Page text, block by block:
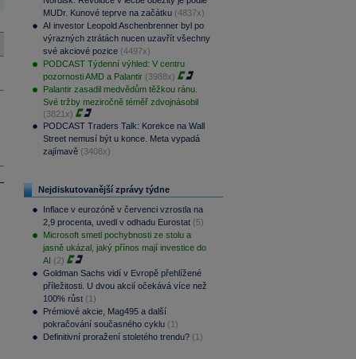
MUDr. Kunové teprve na začátku (4837x)
AI investor Leopold Aschenbrenner byl po
výrazných ztrátách nucen uzavřít všechny
své akciové pozice (4497x)
PODCAST Týdenní výhled: V centru
pozornosti AMD a Palantir (3988x)
Palantir zasadil medvědům těžkou ránu.
Své tržby meziročně téměř zdvojnásobil
(3821x)
PODCAST Traders Talk: Korekce na Wall
Street nemusí být u konce. Meta vypadá
zajímavě (3408x)
Nejdiskutovanější zprávy týdne
Inflace v eurozóně v červenci vzrostla na
2,9 procenta, uvedl v odhadu Eurostat (5)
Microsoft smetl pochybnosti ze stolu a
jasně ukázal, jaký přínos mají investice do
AI (2)
Goldman Sachs vidí v Evropě přehlížené
příležitosti. U dvou akcií očekává více než
100% růst (1)
Prémiové akcie, Mag495 a další
pokračování současného cyklu (1)
Definitivní proražení stoletého trendu? (1)